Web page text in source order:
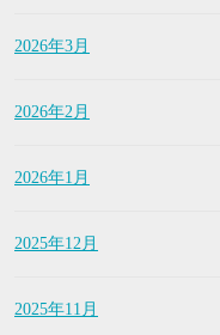
2026年3月
2026年2月
2026年1月
2025年12月
2025年11月